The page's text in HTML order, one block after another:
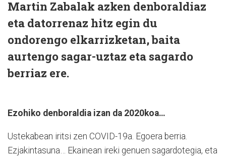
Martin Zabalak azken denboraldiaz
eta datorrenaz hitz egin du
ondorengo elkarrizketan, baita
aurtengo sagar-uztaz eta sagardo
berriaz ere.
Ezohiko denboraldia izan da 2020koa…
Ustekabean iritsi zen COVID-19a. Egoera berria.
Ezjakintasuna… Ekainean ireki genuen sagardotegia, eta